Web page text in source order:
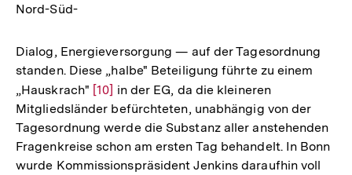
Nord-Süd-
Dialog, Energieversorgung — auf der Tagesordnung
standen. Diese „halbe" Beteiligung führte zu einem
„Hauskrach" Zur
Auflösung
der
Fußnote
[10] in der EG, da die kleineren
Mitgliedsländer befürchteten, unabhängig von der
Tagesordnung werde die Substanz aller anstehenden
Fragenkreise schon am ersten Tag behandelt. In Bonn
wurde Kommissionspräsident Jenkins daraufhin voll